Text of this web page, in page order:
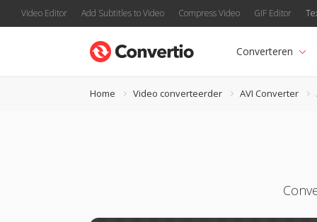
Video Editor Add Subtitles to Video Compress Video GIF Editor
Converteren
Home Video converteerder AVI Converter